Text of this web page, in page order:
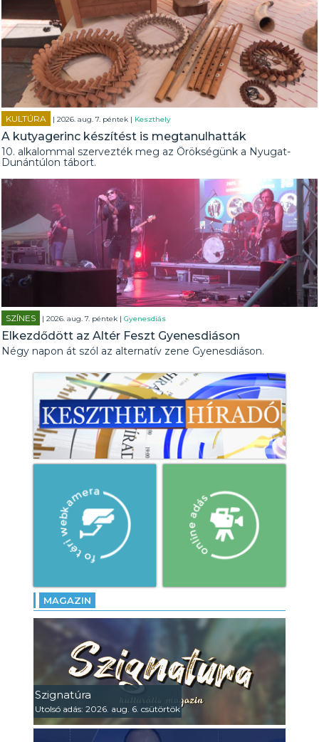
KULTÚRA | 2026. aug. 7. péntek | Keszthely
A kutyagerinc készítést is megtanulhatták
10. alkalommal szervezték meg az Örökségünk a Nyugat-
Dunántúlon tábort.
SZÍNES | 2026. aug. 7. péntek |Gyenesdiás
Elkezdődött az Altér Feszt Gyenesdiáson
Négy napon át szól az alternatív zene Gyenesdiáson.
MAGAZIN
Szignatúra
Utolsó adás: 2026. aug. 6. csütörtök